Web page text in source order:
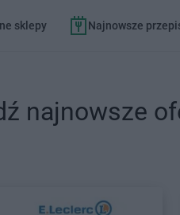
sklepy Najnowsze
najnowsze